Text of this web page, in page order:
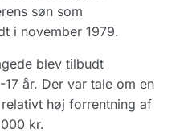
søn som
i november 1979.
blev tilbudt
år. Der var tale om en
høj forrentning af
kr.